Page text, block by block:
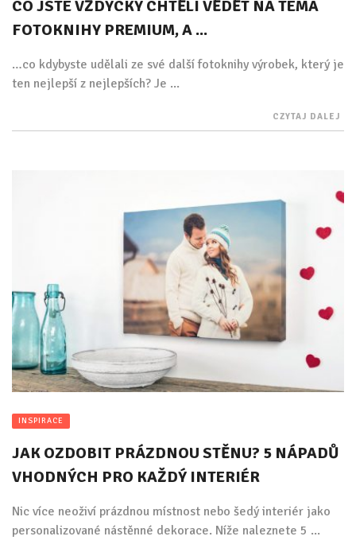
CO JSTE VŽDYCKY CHTĚLI VĚDĚT NA TÉMA
FOTOKNIHY PREMIUM, A ...
…co kdybyste udělali ze své další fotoknihy výrobek, který je
ten nejlepší z nejlepších? Je ...
CZYTAJ DALEJ
INSPIRACE
JAK OZDOBIT PRÁZDNOU STĚNU? 5 NÁPADŮ
VHODNÝCH PRO KAŽDÝ INTERIÉR
Nic více neoživí prázdnou místnost nebo šedý interiér jako
personalizované nástěnné dekorace. Níže naleznete 5 ...